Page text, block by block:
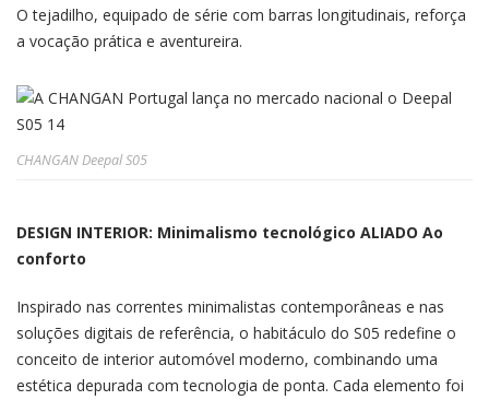
O tejadilho, equipado de série com barras longitudinais, reforça
a vocação prática e aventureira.
CHANGAN Deepal S05
DESIGN INTERIOR: Minimalismo tecnológico ALIADO Ao
conforto
Inspirado nas correntes minimalistas contemporâneas e nas
soluções digitais de referência, o habitáculo do S05 redefine o
conceito de interior automóvel moderno, combinando uma
estética depurada com tecnologia de ponta. Cada elemento foi